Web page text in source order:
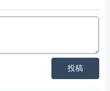
投稿